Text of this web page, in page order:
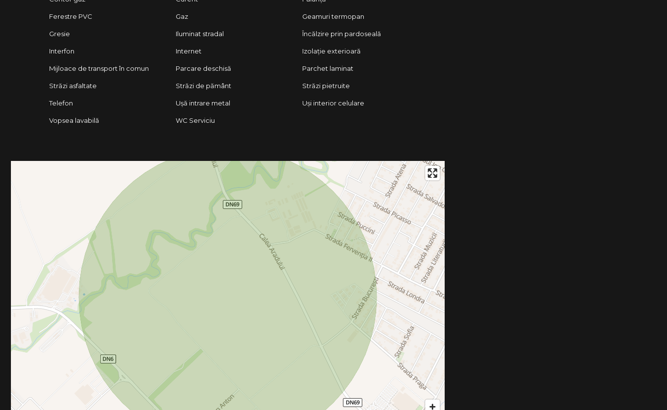
Ferestre PVC Gaz Geamuri termopan
Gresie Iluminat stradal Încălzire prin pardoseală
Interfon Internet Izolație exterioară
Mijloace de transport în comun Parcare deschisă Parchet laminat
Străzi asfaltate Străzi de pământ Străzi pietruite
Telefon Ușă intrare metal Uși interior celulare
Vopsea lavabilă WC Serviciu